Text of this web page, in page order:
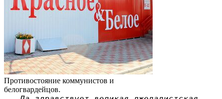
Противостояние коммунистов и
белогвардейцов.